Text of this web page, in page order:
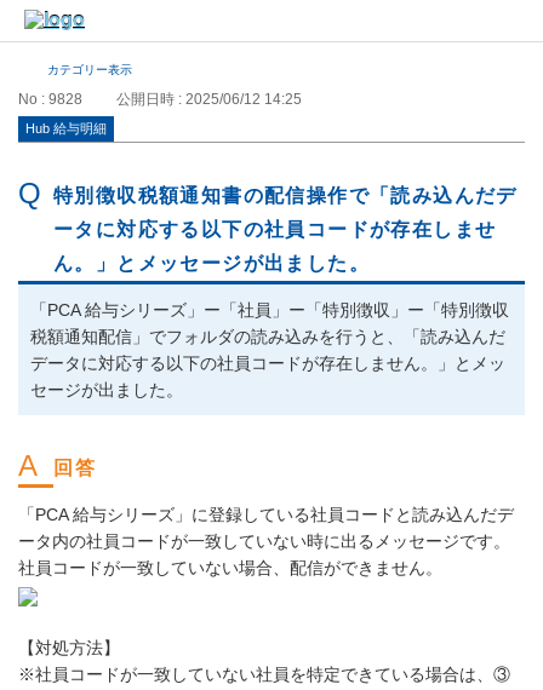
カテゴリー表示
No : 9828 公開日時 : 2025/06/12 14:25
Hub 給与明細
特別徴収税額通知書の配信操作で「読み込んだデ
ータに対応する以下の社員コードが存在しませ
ん。」とメッセージが出ました。
「PCA 給与シリーズ」ー「社員」ー「特別徴収」ー「特別徴収
税額通知配信」でフォルダの読み込みを行うと、「読み込んだ
データに対応する以下の社員コードが存在しません。」とメッ
セージが出ました。
「PCA 給与シリーズ」に登録している社員コードと読み込んだデ
ータ内の社員コードが一致していない時に出るメッセージです。
社員コードが一致していない場合、配信ができません。
【対処方法】
※社員コードが一致していない社員を特定できている場合は、③